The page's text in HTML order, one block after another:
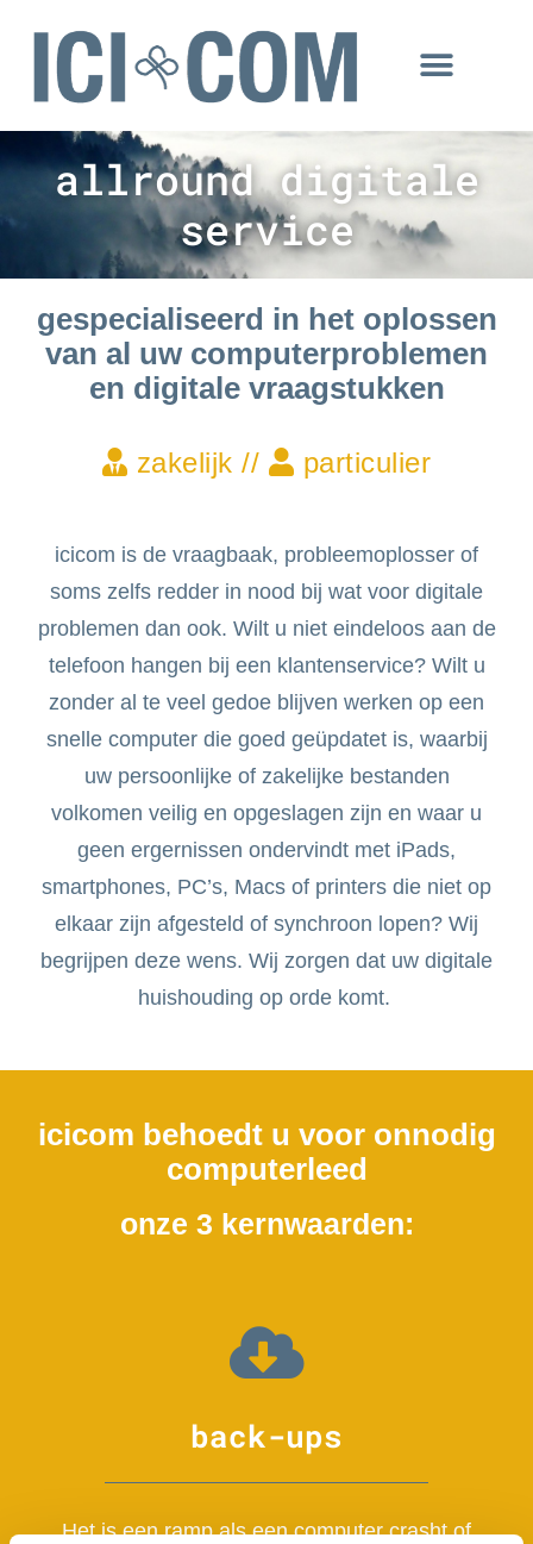
allround digitale
service
gespecialiseerd in het oplossen
van al uw computerproblemen
en digitale vraagstukken
zakelijk // particulier
icicom is de vraagbaak, probleemoplosser of
soms zelfs redder in nood bij wat voor digitale
problemen dan ook. Wilt u niet eindeloos aan de
telefoon hangen bij een klantenservice? Wilt u
zonder al te veel gedoe blijven werken op een
snelle computer die goed geüpdatet is, waarbij
uw persoonlijke of zakelijke bestanden
volkomen veilig en opgeslagen zijn en waar u
geen ergernissen ondervindt met iPads,
smartphones, PC’s, Macs of printers die niet op
elkaar zijn afgesteld of synchroon lopen? Wij
begrijpen deze wens. Wij zorgen dat uw digitale
huishouding op orde komt.
icicom behoedt u voor onnodig
computerleed
onze 3 kernwaarden:
back-ups
Het is een ramp als een computer crasht of